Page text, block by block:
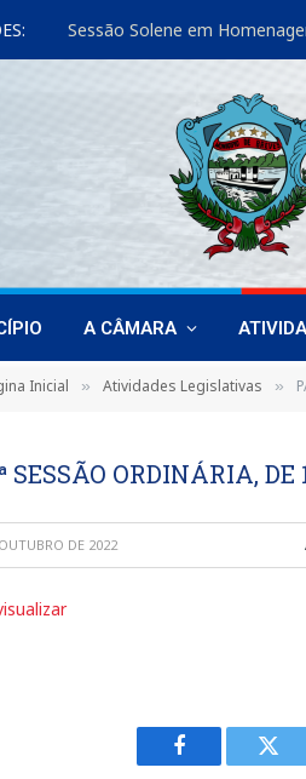
Sessão Solene em
A CÂMARA
Inicial » Atividades Legislativas »
SESSÃO ORDINÁRIA, DE
DE 2022
Facebook